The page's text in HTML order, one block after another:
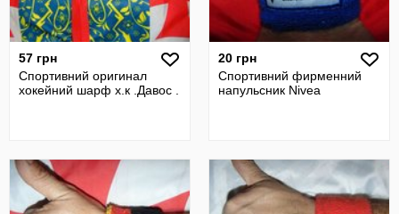
57 грн
Спортивний оригинал
хокейний шарф х.к .Давос .
20 грн
Спортивний фирменний
напульсник Nivea